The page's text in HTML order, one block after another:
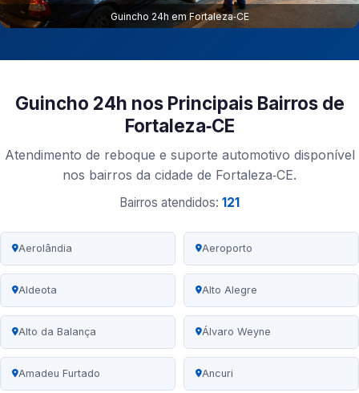
Guincho 24h em Fortaleza‑CE
Guincho 24h nos Principais Bairros de
Fortaleza‑CE
Atendimento de reboque e suporte automotivo disponível
nos bairros da cidade de Fortaleza‑CE.
Bairros atendidos: 121
Aerolândia Aeroporto
Aldeota Alto Alegre
Alto da Balança Álvaro Weyne
Amadeu Furtado Ancuri